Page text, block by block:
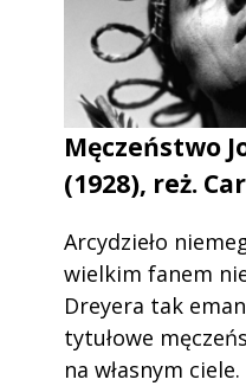
Męczeństwo
(1928), reż.
Arcydzieło
wielkim fanem
Dreyera tak
tytułowe
na własnym